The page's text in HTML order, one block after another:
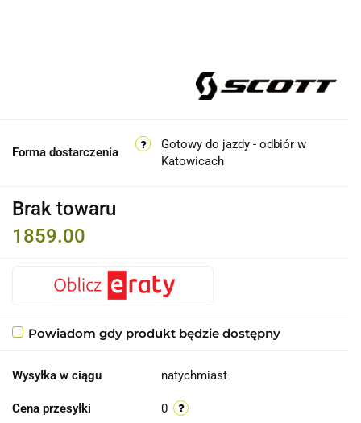
Forma dostarczenia
Gotowy do jazdy - odbiór w
Katowicach
Brak towaru
1859.00
Powiadom gdy produkt będzie dostępny
Wysyłka w ciągu natychmiast
Cena przesyłki 0